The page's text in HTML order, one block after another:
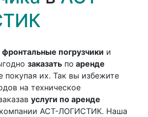
погрузчики и
заказать по аренде
покупая их. Так вы избежите
на техническое
услуги по аренде
АСТ-ЛОГИСТИК. Наша